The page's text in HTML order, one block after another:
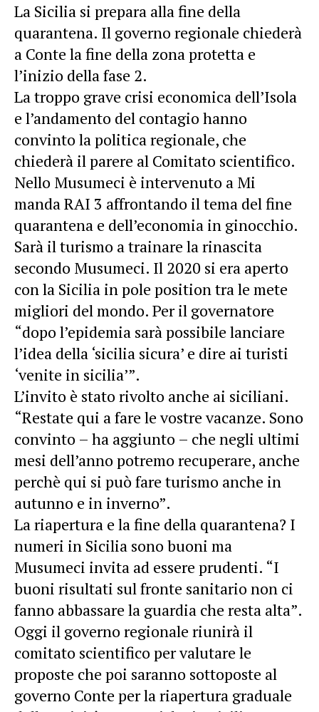
La Sicilia si prepara alla fine della
quarantena. Il governo regionale chiederà
a Conte la fine della zona protetta e
l’inizio della fase 2.
La troppo grave crisi economica dell’Isola
e l’andamento del contagio hanno
convinto la politica regionale, che
chiederà il parere al Comitato scientifico.
Nello Musumeci è intervenuto a Mi
manda RAI 3 affrontando il tema del fine
quarantena e dell’economia in ginocchio.
Sarà il turismo a trainare la rinascita
secondo Musumeci. Il 2020 si era aperto
con la Sicilia in pole position tra le mete
migliori del mondo. Per il governatore
“dopo l’epidemia sarà possibile lanciare
l’idea della ‘sicilia sicura’ e dire ai turisti
‘venite in sicilia’”.
L’invito è stato rivolto anche ai siciliani.
“Restate qui a fare le vostre vacanze. Sono
convinto – ha aggiunto – che negli ultimi
mesi dell’anno potremo recuperare, anche
perchè qui si può fare turismo anche in
autunno e in inverno”.
La riapertura e la fine della quarantena? I
numeri in Sicilia sono buoni ma
Musumeci invita ad essere prudenti. “I
buoni risultati sul fronte sanitario non ci
fanno abbassare la guardia che resta alta”.
Oggi il governo regionale riunirà il
comitato scientifico per valutare le
proposte che poi saranno sottoposte al
governo Conte per la riapertura graduale